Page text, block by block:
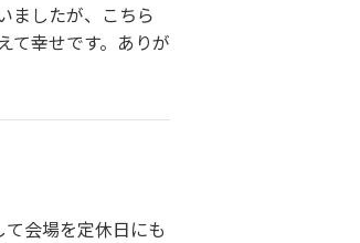
ましたが、こちら
て幸せです。ありが
会場を定休日にも